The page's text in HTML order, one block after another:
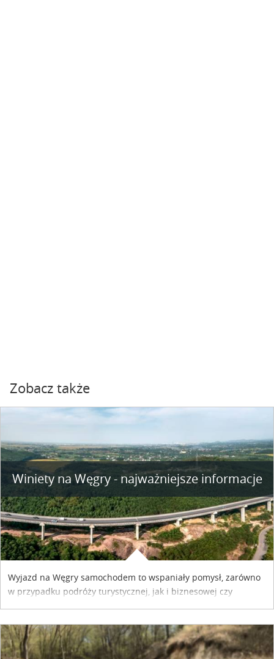
Zobacz także
Winiety na Węgry - najważniejsze informacje
Wyjazd na Węgry samochodem to wspaniały pomysł, zarówno
w przypadku podróży turystycznej, jak i biznesowej czy
współpracy reklamowej z Hungary Vignette.